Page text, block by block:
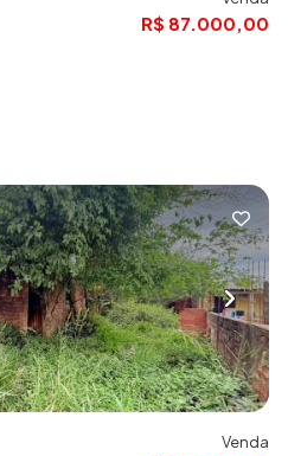
R$ 87.000,00
Venda